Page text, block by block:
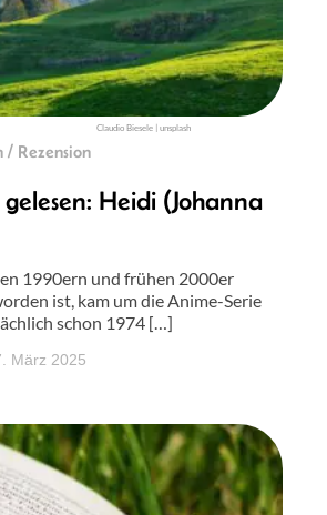
Claudio Biesele | unsplash
Rezension
Heidi (Johanna
1990ern und frühen 2000er
ist, kam um die Anime-Serie
schon 1974 […]
März 2025